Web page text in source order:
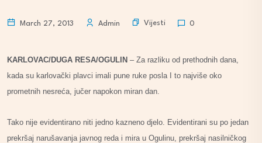
March 27, 2013 Admin Vijesti 0
KARLOVAC/DUGA RESA/OGULIN – Za razliku od prethodnih dana,
kada su karlovački plavci imali pune ruke posla I to najviše oko
prometnih nesreća, jučer napokon miran dan.
Tako nije evidentirano niti jedno kazneno djelo. Evidentirani su po jedan
prekršaj narušavanja javnog reda i mira u Ogulinu, prekršaj nasilničkog